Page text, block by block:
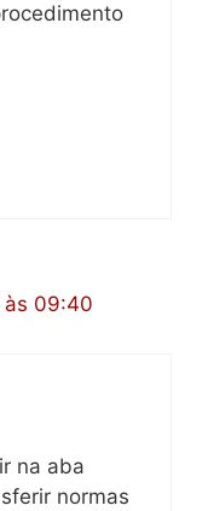
às 09:40
na aba
normas